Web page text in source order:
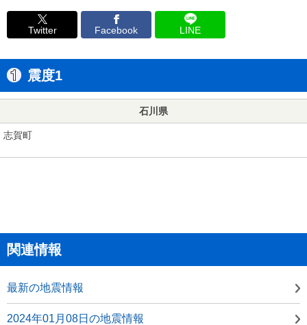
Twitter Facebook LINE
震度1
石川県
志賀町
関連情報
最新の地震情報
2024年01月08日の地震情報